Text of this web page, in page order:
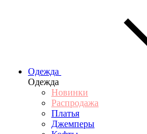
Одежда
Одежда
Новинки
Распродажа
Платья
Джемперы